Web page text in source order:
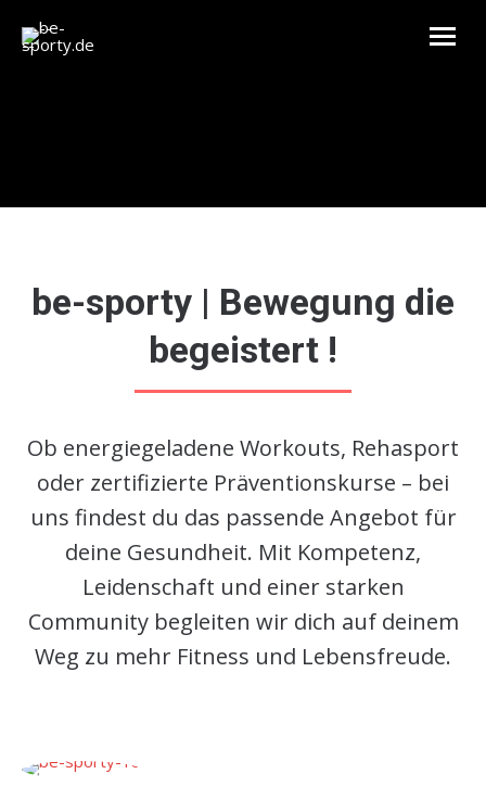
be-sporty | Bewegung die
begeistert !
Ob energiegeladene Workouts, Rehasport
oder zertifizierte Präventionskurse – bei
uns findest du das passende Angebot für
deine Gesundheit. Mit Kompetenz,
Leidenschaft und einer starken
Community begleiten wir dich auf deinem
Weg zu mehr Fitness und Lebensfreude.